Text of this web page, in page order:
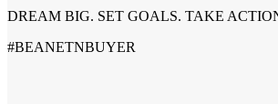
DREAM BIG. SET GOALS. TAKE
#BEANETNBUYER